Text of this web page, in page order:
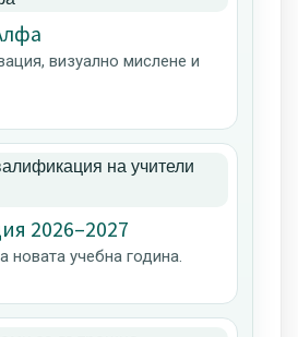
визуално мислене и
2026–2027
новата учебна година.